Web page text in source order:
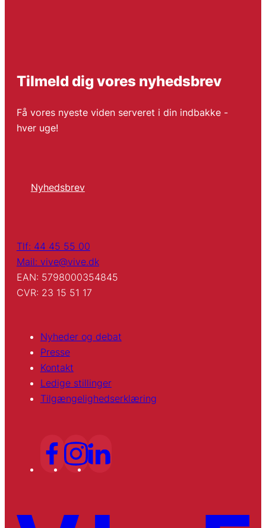
Tilmeld dig vores nyhedsbrev
Få vores nyeste viden serveret i din indbakke -
hver uge!
Nyhedsbrev
Tlf: 44 45 55 00
Mail: vive@vive.dk
EAN: 5798000354845
CVR: 23 15 51 17
Nyheder og debat
Presse
Kontakt
Ledige stillinger
Tilgængelighedserklæring